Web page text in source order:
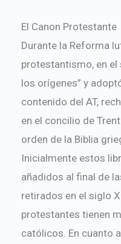
El Canon Protestante
Durante la Reforma
protestantismo, en el
los orígenes” y
contenido del AT,
en el concilio de
orden de la Biblia
Inicialmente estos
añadidos al final de
retirados en el siglo
protestantes tienen
católicos. En cuanto